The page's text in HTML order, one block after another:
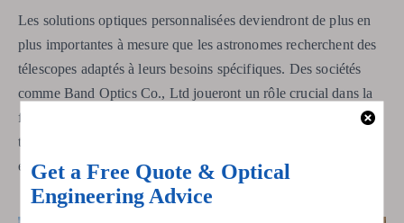
Les solutions optiques personnalisées deviendront de plus en
plus importantes à mesure que les astronomes recherchent des
télescopes adaptés à leurs besoins spécifiques. Des sociétés
comme Band Optics Co., Ltd joueront un rôle crucial dans la
fourniture de ces solutions, en garantissant que chaque
télescope répond aux normes les plus élevées de performance
et de fiabilité.